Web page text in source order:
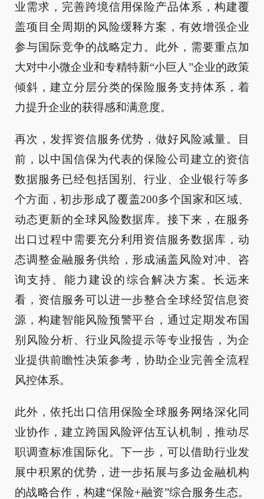
业需求，完善跨境信用保险产品体系，构建覆
盖项目全周期的风险缓释方案，有效增强企业
参与国际竞争的战略定力。此外，需要重点加
大对中小微企业和专精特新“小巨人”企业的政策
倾斜，建立分层分类的保险服务支持体系，着
力提升企业的获得感和满意度。
再次，发挥资信服务优势，做好风险减量。目
前，以中国信保为代表的保险公司建立的资信
数据服务已经包括国别、行业、企业银行等多
个方面，初步形成了覆盖200多个国家和区域、
动态更新的全球风险数据库。接下来，在服务
出口过程中需要充分利用资信服务数据库，动
态调整金融服务供给，形成涵盖风险对冲、咨
询支持、能力建设的综合解决方案。长远来
看，资信服务可以进一步整合全球经贸信息资
源，构建智能风险预警平台，通过定期发布国
别风险分析、行业风险提示等专业报告，为企
业提供前瞻性决策参考，协助企业完善全流程
风控体系。
此外，依托出口信用保险全球服务网络深化同
业协作，建立跨国风险评估互认机制，推动尽
职调查标准国际化。下一步，可以借助行业发
展中积累的优势，进一步拓展与多边金融机构
的战略合作，构建“保险+融资”综合服务生态。